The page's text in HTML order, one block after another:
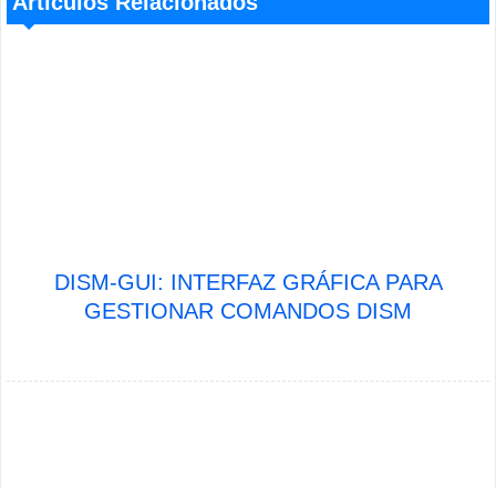
DISM-GUI: INTERFAZ GRÁFICA PARA
GESTIONAR COMANDOS DISM